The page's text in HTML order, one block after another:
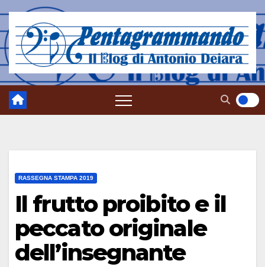
contenuto
RASSEGNA STAMPA 2019
Il frutto proibito e il
peccato originale
dell’insegnante